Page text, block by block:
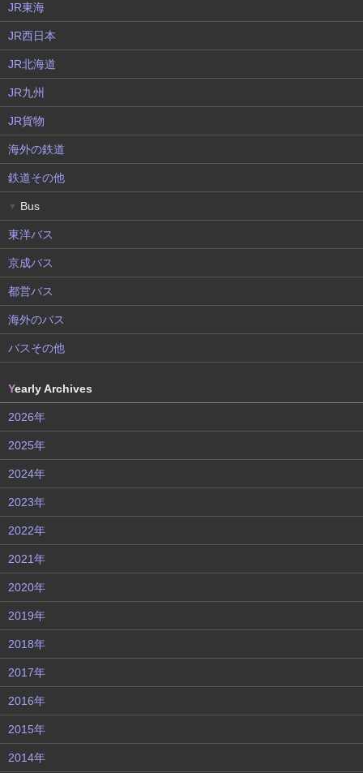
JR東海
JR西日本
JR北海道
JR九州
JR貨物
海外の鉄道
鉄道その他
▼ Bus
東洋バス
京成バス
都営バス
海外のバス
バスその他
Yearly Archives
2026年
2025年
2024年
2023年
2022年
2021年
2020年
2019年
2018年
2017年
2016年
2015年
2014年